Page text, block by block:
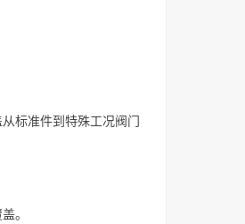
标准件到特殊工况阀门
。